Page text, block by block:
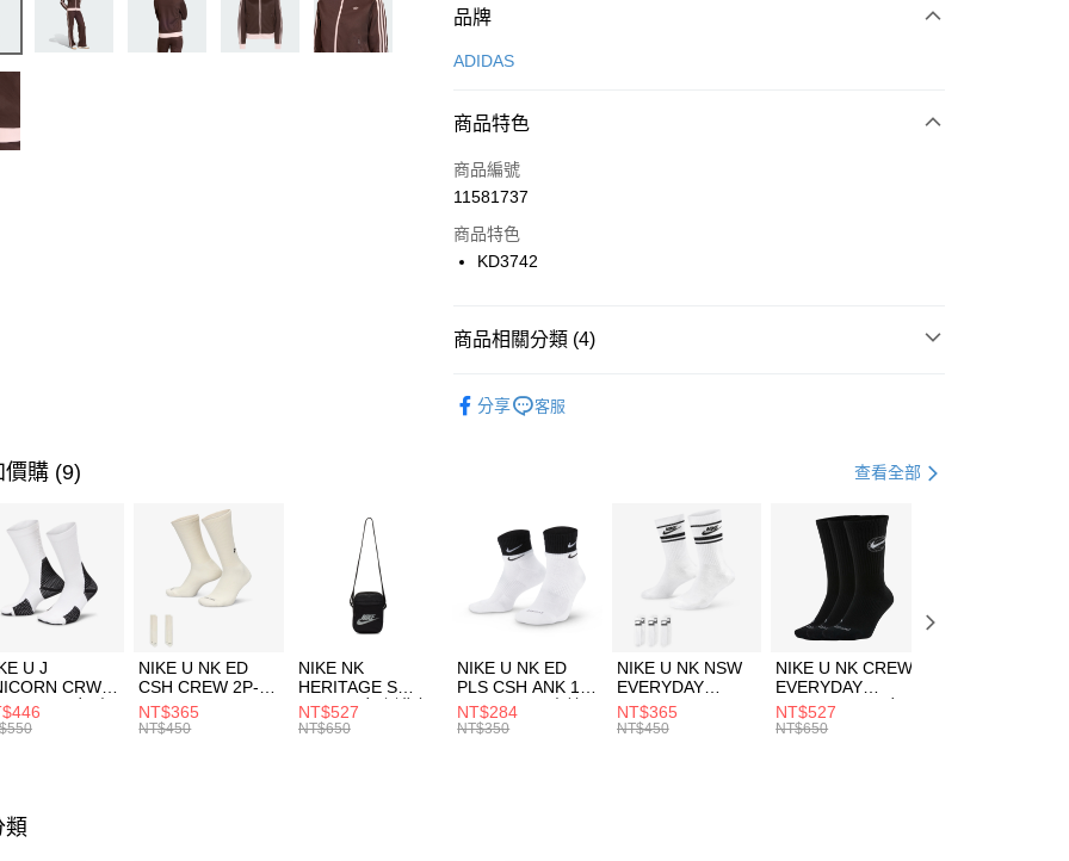
付款方式
信用卡一次付款
合作金庫商業銀行
華南商業銀行
上海商業儲蓄銀行
國泰世華商業銀行
聯邦商業銀行
台新國際商業銀行
LINE Pay
Apple Pay
【關於「AFTEE先享後付」】
３．安心：先確認商品／服務後，再付款。
【「AFTEE先享後付」結帳流程】
１．於結帳方式選擇「AFTEE先享後付」後，將跳轉至「AFTEE先享後
付」結帳頁面，進行簡訊認證並確認金額後，即可完成結帳。
２．訂單成立數日內，您將收到繳費通知簡訊。
３．收到繳費通知簡訊後14天內，點擊此簡訊中的連結，可透過四大超商
／ATM／網路銀行／等多元方式進行付款，方視為交易完成。
※ 請注意：結帳手續完成當下不需立刻繳費，但若您需要取消訂單，請聯
絡購買商品的店家。未經商家同意取消之訂單仍視為有效，需透過AFTEE
先享後付繳納相關費用。
每筆NT$100，滿NT$1,500(含以上)免運費
每筆NT$100，滿NT$1,500(含以上)免運費
付款後門市自取
每筆NT$100，滿NT$1,500(含以上)免運費
品牌
ADIDAS
商品特色
商品編號
11581737
商品特色
KD3742
商品相關分類 (4)
分享 客服
價購 (9) 查看全部
U J
CRW
-160 男女 中
FZ3393100
NIKE U NK ED
CSH CREW 2P-
144 EMBRDY 男
女 短統襪
NT$365
NT$450
NIKE NK
HERITAGE S
SMIT 男女 側背包
BA5871010
NT$527
NT$650
NIKE U NK ED
PLS CSH ANK 1P
144 DBL 男 中統
襪 DH4058104
NT$284
NT$350
NIKE U NK NSW
EVERYDAY
ESSENTIAL CR
男女 短統襪
NT$365
NT$450
NIKE U NK CREW
EVERYDAY
BBALL 3PR 男女
長統襪
NT$527
NT$650
類